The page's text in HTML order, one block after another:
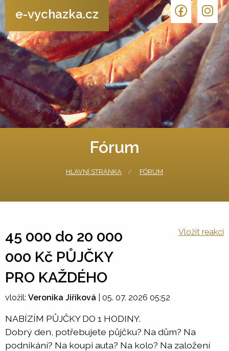
e-vychazka.cz
Fórum
HLAVNÍ STRÁNKA FÓRUM
45 000 do 20 000
000 Kč PŮJČKY
PRO KAŽDÉHO
Vložit reakci
vložil: Veronika Jiříková 05. 07. 2026 05:52
NABÍZÍM PŮJČKY DO 1 HODINY.
Dobrý den, potřebujete půjčku? Na dům? Na
podnikání? Na koupi auta? Na kolo? Na založení